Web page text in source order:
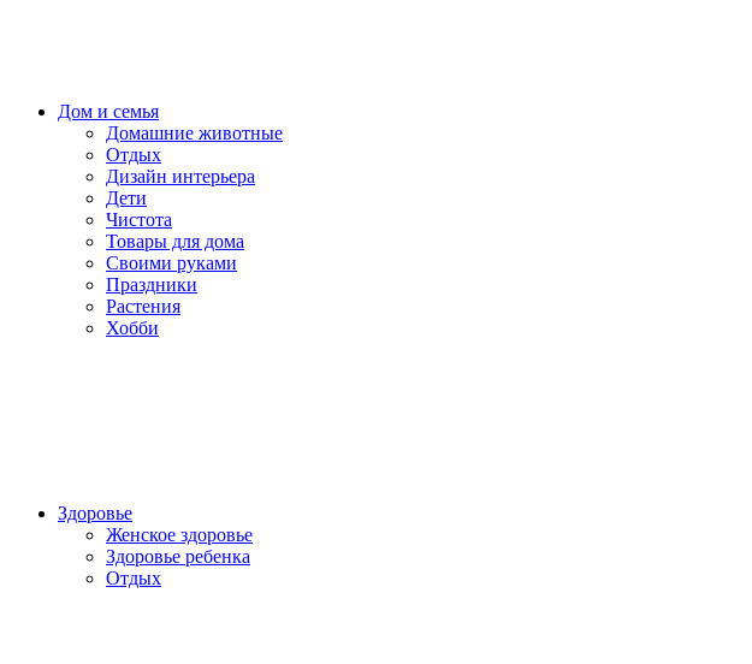
Дом и семья
Домашние животные
Отдых
Дизайн интерьера
Дети
Чистота
Товары для дома
Своими руками
Праздники
Растения
Хобби
Здоровье
Женское здоровье
Здоровье ребенка
Отдых